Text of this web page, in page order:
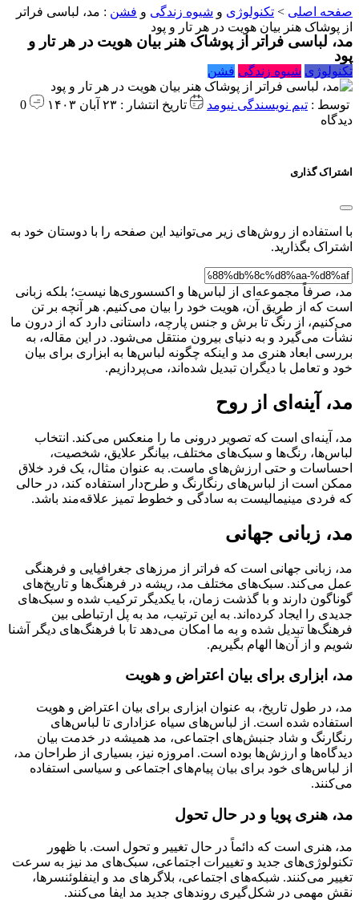
صفحه اصلی > تکنولوژی و شیوه زندگی و فشن : مد، لباسی فراتر
از پوشاک هنر بیان هویت در هر تار و پود
مد، لباسی فراتر از پوشاک هنر بیان هویت در هر تار و
پود
تکنولوژی شیوه زندگی فشن
توسط : تیم نویسندگی نیومد تاریخ انتشار : ۲۳ آبان ۱۴۰۳
0
دیدگاه
اشتراک گذاری
با استفاده از روش‌های زیر می‌توانید این صفحه را با دوستان خود به
اشتراک بگذارید.
مد، صرفاً مجموعه‌ای از لباس‌ها و اکسسوری‌ها نیست؛ بلکه زبانی
است که از طریق آن، هویت خود را بیان می‌کنیم. هر آنچه بر تن
می‌کنیم، از رنگ تا برش و جنس پارچه، داستانی دارد که از درون ما
نشأت می‌گیرد و به دنیای بیرون منتقل می‌شود. در این مقاله، به
بررسی ابعاد هنری مد و اینکه چگونه لباس‌ها به ابزاری برای بیان
خود و تعامل با دیگران تبدیل شده‌اند، می‌پردازیم.
مد، آینه‌ای از روح
مد، آینه‌ای است که تصویر درونی ما را منعکس می‌کند. انتخاب
لباس‌ها، رنگ‌ها و سبک‌های مختلف، بیانگر علایق، شخصیت،
احساسات و حتی ارزش‌های ماست. به عنوان مثال، یک فرد خلاق
ممکن است از لباس‌های رنگارنگ و طرح‌دار استفاده کند، در حالی
که فردی مینیمالیست به سادگی و خطوط تمیز علاقه‌مند باشد.
مد، زبانی جهانی
مد، زبانی جهانی است که فراتر از مرزهای جغرافیایی و فرهنگی
عمل می‌کند. سبک‌های مختلف مد، ریشه در فرهنگ‌ها و تاریخ‌های
گوناگون دارند و با گذشت زمان، با یکدیگر ترکیب شده و سبک‌های
جدیدی را ایجاد کرده‌اند. به این ترتیب، مد به پل ارتباطی بین
فرهنگ‌ها تبدیل شده و به ما امکان می‌دهد تا با فرهنگ‌های دیگر آشنا
شویم و از آن‌ها الهام بگیریم.
مد، ابزاری برای بیان اعتراض و هویت
مد، در طول تاریخ، به عنوان ابزاری برای بیان اعتراض و هویت
استفاده شده است. از لباس‌های سیاه عزاداری تا لباس‌های
رنگارنگ و شاد جنبش‌های اجتماعی، مد همیشه در خدمت بیان
دیدگاه‌ها و ارزش‌ها بوده است. امروزه نیز، بسیاری از طراحان مد،
از لباس‌های خود برای بیان پیام‌های اجتماعی و سیاسی استفاده
می‌کنند.
مد، هنری پویا و در حال تحول
مد، هنری است که دائماً در حال تغییر و تحول است. با ظهور
تکنولوژی‌های جدید و تغییرات اجتماعی، سبک‌های مد نیز به سرعت
تغییر می‌کنند. شبکه‌های اجتماعی، بلاگرهای مد و اینفلوئنسرها،
نقش مهمی در شکل‌گیری روندهای جدید مد ایفا می‌کنند.